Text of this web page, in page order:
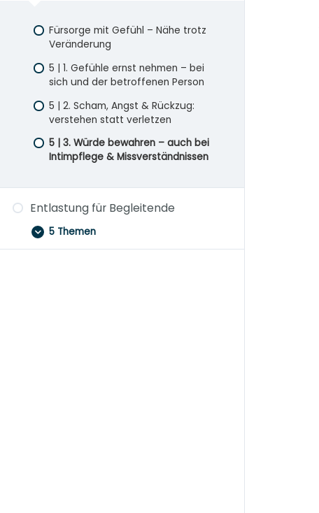
Fürsorge mit Gefühl – Nähe trotz
Veränderung
5 | 1. Gefühle ernst nehmen – bei
sich und der betroffenen Person
5 | 2. Scham, Angst & Rückzug:
verstehen statt verletzen
5 | 3. Würde bewahren – auch bei
Intimpflege & Missverständnissen
Entlastung für Begleitende
5 Themen